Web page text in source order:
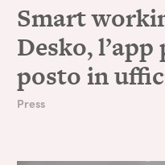
Smart
Desko,
posto in
Press